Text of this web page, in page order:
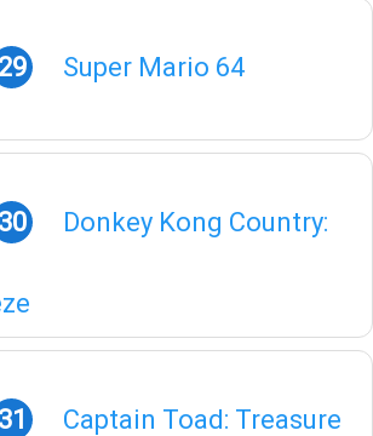
29 Super Mario 64
30 Donkey Kong Country:
31 Captain Toad: Treasure